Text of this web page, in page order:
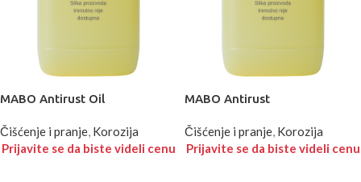
MABO Antirust Oil
Čišćenje i pranje, Korozija
Prijavite se da biste videli cenu
MABO Antirust
Čišćenje i pranje, Korozija
Prijavite se da biste videli cenu